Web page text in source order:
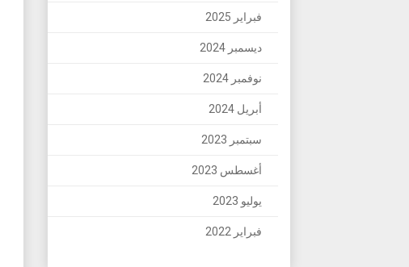
فبراير 2025
ديسمبر 2024
نوفمبر 2024
أبريل 2024
سبتمبر 2023
أغسطس 2023
يوليو 2023
فبراير 2022